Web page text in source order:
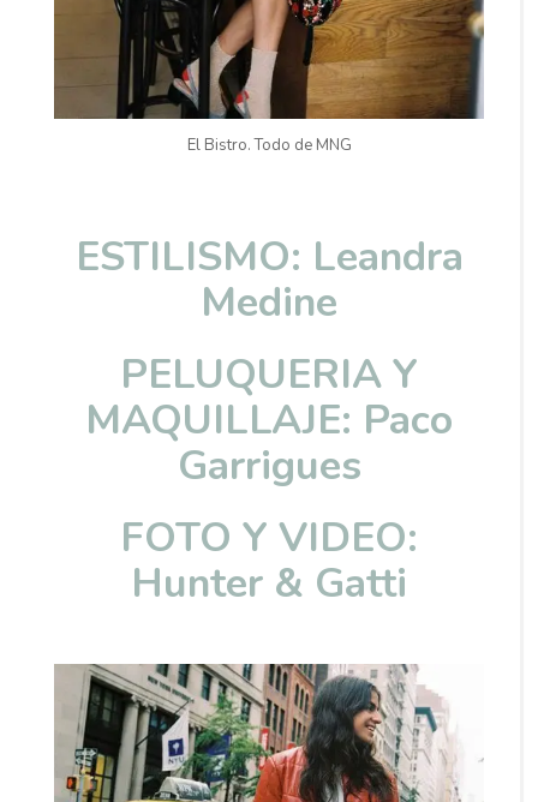
El Bistro. Todo de MNG
ESTILISMO: Leandra
Medine
PELUQUERIA Y
MAQUILLAJE: Paco
Garrigues
FOTO Y VIDEO:
Hunter & Gatti